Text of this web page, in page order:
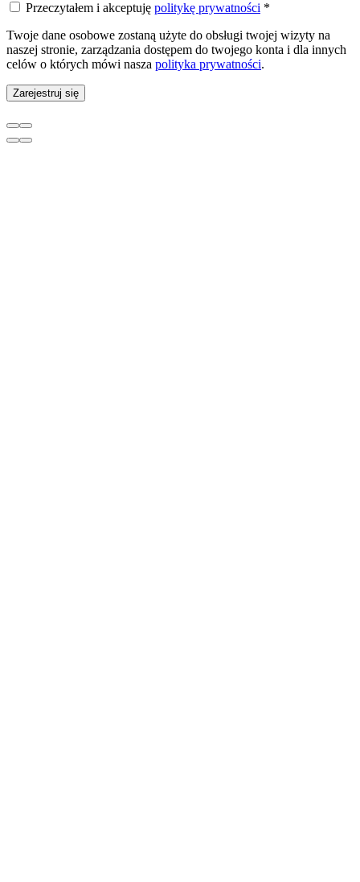
Przeczytałem i akceptuję politykę prywatności *
Twoje dane osobowe zostaną użyte do obsługi twojej wizyty na
naszej stronie, zarządzania dostępem do twojego konta i dla innych
celów o których mówi nasza polityka prywatności.
Zarejestruj się